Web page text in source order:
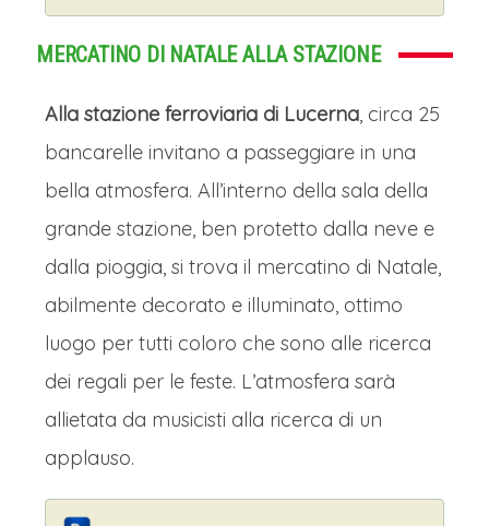
Le sue case a graticcio dai colori
pastello, i balconi fioriti e i cortili segreti
dove viveva Bella. L'atmosfera da
favola è palpabile tra le viuzze
acciottolate, dove ogni dettaglio parla
di una bellezza antica e ben custodita.
Come nel racconto, qui la bellezza
superficiale nasconde un'eredità più
profonda: l'apparenza da borgo
incantato cela una storia ricca e a
volte oscura, segnata da guerre e
passaggi di potere. Il vino, prodotto nei
vigneti circostanti, aggiunge un tocco
MERCATINO DI NATALE ALLA STAZIONE
Alla stazione ferroviaria di Lucerna, circa 25
bancarelle invitano a passeggiare in una
bella atmosfera. All’interno della sala della
grande stazione, ben protetto dalla neve e
dalla pioggia, si trova il mercatino di Natale,
abilmente decorato e illuminato, ottimo
luogo per tutti coloro che sono alle ricerca
dei regali per le feste. L’atmosfera sarà
allietata da musicisti alla ricerca di un
applauso.